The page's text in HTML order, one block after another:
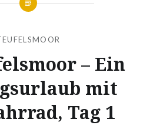
– Ein
mit
Tag 1